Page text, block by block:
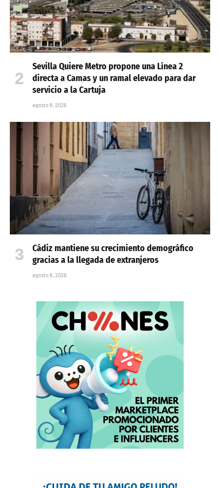
Sevilla Quiere Metro propone una Línea 2
directa a Camas y un ramal elevado para dar
servicio a la Cartuja
agosto 8, 2026
Cádiz mantiene su crecimiento demográfico
gracias a la llegada de extranjeros
agosto 8, 2026